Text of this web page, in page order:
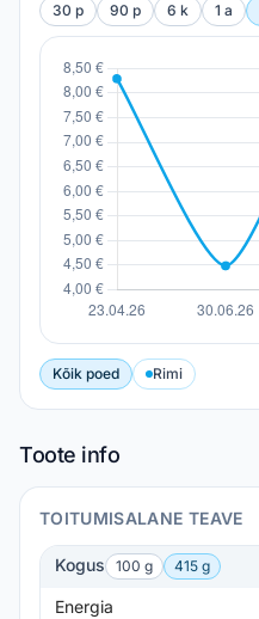
30 p 90 p 6 k 1 a
Kõik poed Rimi
Toote info
TOITUMISALANE TEAVE
Kogus 100 g 415 g
Energia